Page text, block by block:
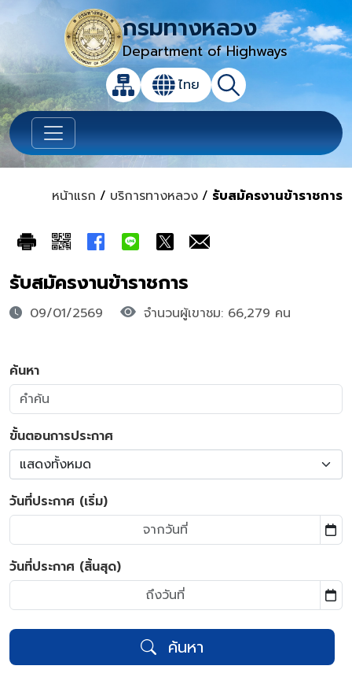
กรมทางหลวง
Department of Highways
แผนผังเว็บไซต์
เปลี่ยนภาษา
ไทย ค้นหา
เปิดกล่องค้นหาข้อมูลหลักของเว็บไซต์
หน้าแรก / บริการทางหลวง / รับสมัครงานข้าราชการ
รับสมัครงานข้าราชการ
09/01/2569 จำนวนผู้เขาชม: 66,279 คน
ค้นหา
ขั้นตอนการประกาศ
แสดงทั้งหมด
วันที่ประกาศ (เริ่ม)
วันที่ประกาศ (สิ้นสุด)
ค้นหา